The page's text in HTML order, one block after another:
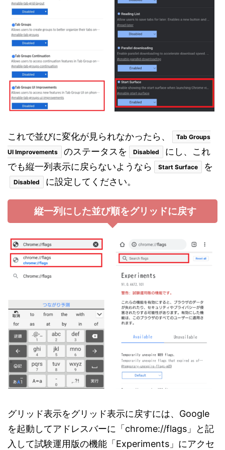
これで並びに変化が見られなかったら、
Tab Groups
UI Improvements
のステータスを Disabled
にし、これ
でも縦一列表示に戻らないようなら
Start Surface を
Disabled に設定してください。
縦一列にした並び順をグリッドに戻す
グリッド表示をグリッド表示に戻すには、Google
を起動してアドレスバーに「chrome://flags」と記
入して試験運用版の機能「Experiments」にアクセ